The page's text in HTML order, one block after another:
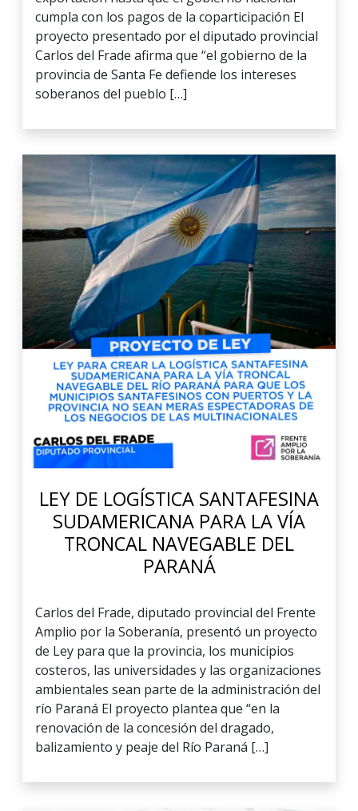
cumpla con los pagos de la coparticipación El
proyecto presentado por el diputado provincial
Carlos del Frade afirma que “el gobierno de la
provincia de Santa Fe defiende los intereses
soberanos del pueblo […]
LEY DE LOGÍSTICA SANTAFESINA
SUDAMERICANA PARA LA VÍA
TRONCAL NAVEGABLE DEL
PARANÁ
Carlos del Frade, diputado provincial del Frente
Amplio por la Soberanía, presentó un proyecto
de Ley para que la provincia, los municipios
costeros, las universidades y las organizaciones
ambientales sean parte de la administración del
río Paraná El proyecto plantea que “en la
renovación de la concesión del dragado,
balizamiento y peaje del Río Paraná […]